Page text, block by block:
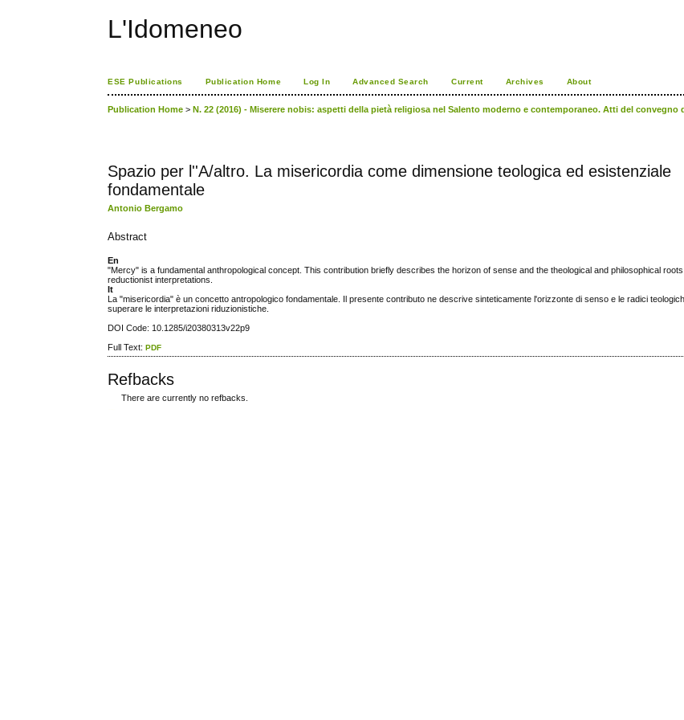
L'Idomeneo
ESE Publications Publication Home Log In Advanced Search Current Archives About
Publication Home >N. 22 (2016) - Miserere nobis: aspetti della pietà religiosa nel Salento moderno e contemporaneo. Atti del convegno
Spazio per l''A/altro. La misericordia come dimensione teologica ed esistenziale
fondamentale
Antonio Bergamo
Abstract
En
"Mercy" is a fundamental anthropological concept. This contribution briefly describes the horizon of sense and the theological and philosophical
reductionist interpretations.
It
La "misericordia" è un concetto antropologico fondamentale. Il presente contributo ne descrive sinteticamente l'orizzonte di senso e le radici
superare le interpretazioni riduzionistiche.
DOI Code: 10.1285/i20380313v22p9
Full Text:PDF
Refbacks
There are currently no refbacks.